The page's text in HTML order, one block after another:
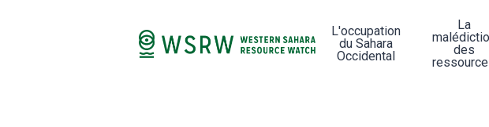
L'occupation
du Sahara
Occidental
La
des